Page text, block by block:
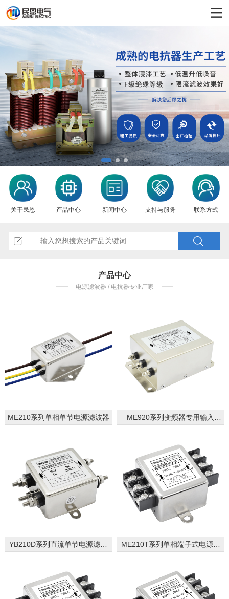
1 2 3
关于民恩 产品中心 新闻中心 支持与服务 联系方式
产品中心
电源滤波器 / 电抗器专业厂家
ME210系列单相单节电源滤波器
ME920系列变频器专用输入
EMC滤波器
YB210D系列直流单节电源滤波
器
ME210T系列单相端子式电源滤
波器